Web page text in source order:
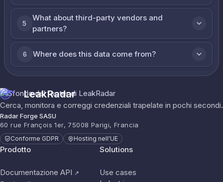
5
What about third-party vendors and
partners?
6 Where does this data come from?
LeakRadar
Cerca, monitora e correggi credenziali trapelate in pochi secondi.
Radar Forge SASU
60 rue François 1er, 75008 Parigi, Francia
Conforme GDPR Hosting nell'UE
Prodotto
Documentazione API ↗
Solutions
Use cases